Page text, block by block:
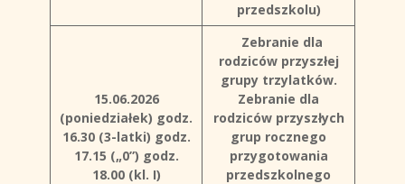
przedszkolu)
15.06.2026
(poniedziałek) godz.
16.30 (3-latki) godz.
17.15 („0”) godz.
18.00 (kl. I)
Zebranie dla
rodziców przyszłej
grupy trzylatków.
Zebranie dla
rodziców przyszłych
grup rocznego
przygotowania
przedszkolnego